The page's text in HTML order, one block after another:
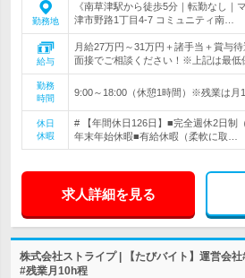
勤務地
《南草津駅から徒歩5分｜転勤なし｜
津市野路1丁目4-7 コミュニティ南…
給与
月給27万円～31万円＋諸手当＋賞与
面接でご相談ください！※上記は最
勤務
時間
9:00～18:00（休憩1時間）※残業は月
休日
休暇
# 【年間休日126日】■完全週休2日制
年末年始休暇■有給休暇（柔軟に取…
求人詳細を見る
株式会社ストライプ | 【たびバイト】運営会
#残業月10h程